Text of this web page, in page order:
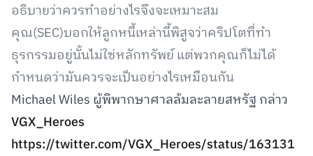
อธิบายว่าควรทำอย่างไรจึงจะเหมาะสม
คุณ(SEC)บอกให้ลูกหนี้เหล่านี้พิสูจว่าคริปโตที่ทำ
ธุรกรรมอยู่นั้นไม่ใช่หลักทรัพย์ แต่พวกคุณก็ไม่ได้
กำหนดว่ามันควรจะเป็นอย่างไรเหมือนกัน
Michael Wiles ผู้พิพากษาศาลล้มละลายสหรัฐ กล่าว
VGX_Heroes
https://twitter.com/VGX_Heroes/status/163131